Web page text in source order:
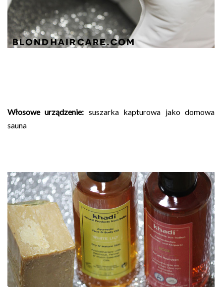
Włosowe urządzenie: suszarka kapturowa jako domowa
sauna